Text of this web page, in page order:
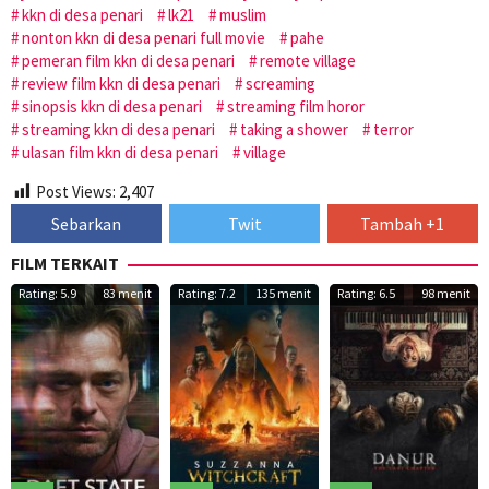
kkn di desa penari
lk21
muslim
nonton kkn di desa penari full movie
pahe
pemeran film kkn di desa penari
remote village
review film kkn di desa penari
screaming
sinopsis kkn di desa penari
streaming film horor
streaming kkn di desa penari
taking a shower
terror
ulasan film kkn di desa penari
village
Post Views: 2,407
Sebarkan Twit
Tambah +1
FILM TERKAIT
Rating: 5.9 83 menit Rating: 7.2 135 menit Rating: 6.5 98 menit